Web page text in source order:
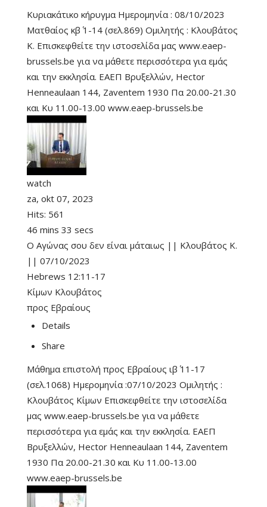
Κυριακάτικο κήρυγμα Ημερομηνία : 08/10/2023
Ματθαίος κβ΄ 1-14 (σελ.869) Ομιλητής : Κλουβάτος
Κ. Επισκεφθείτε την ιστοσελίδα μας www.eaep-
brussels.be για να μάθετε περισσότερα για εμάς
και την εκκλησία. ΕΑΕΠ Βρυξελλών, Hector
Henneaulaan 144, Zaventem 1930 Πα 20.00-21.30
και Κυ 11.00-13.00 www.eaep-brussels.be
watch
za, okt 07, 2023
Hits: 561
46 mins 33 secs
Ο Αγώνας σου δεν είναι μάταιως || Κλουβάτος Κ.
|| 07/10/2023
Hebrews 12:11-17
Κίμων Κλουβάτος
προς Εβραίους
Details
Share
Μάθημα επιστολή προς Εβραίους ιβ΄ 11-17
(σελ.1068) Ημερομηνία :07/10/2023 Ομιλητής :
Κλουβάτος Κίμων Επισκεφθείτε την ιστοσελίδα
μας www.eaep-brussels.be για να μάθετε
περισσότερα για εμάς και την εκκλησία. ΕΑΕΠ
Βρυξελλών, Hector Henneaulaan 144, Zaventem
1930 Πα 20.00-21.30 και Κυ 11.00-13.00
www.eaep-brussels.be